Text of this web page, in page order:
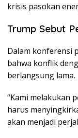
krisis pasokan
Trump Sebut
Dalam konferensi
bahwa konflik
berlangsung lama.
“Kami melakukan
harus
akan menjadi